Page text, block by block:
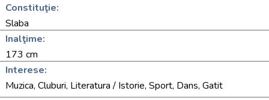
Constituţie:
Slaba
Inalţime:
173 cm
Interese:
Muzica, Cluburi, Literatura / Istorie, Sport, Dans, Gatit